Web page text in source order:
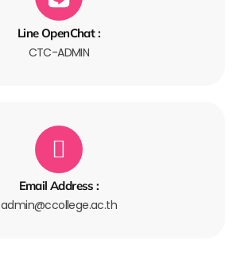
Line OpenChat :
CTC-ADMIN
Email Address :
admin@ccollege.ac.th